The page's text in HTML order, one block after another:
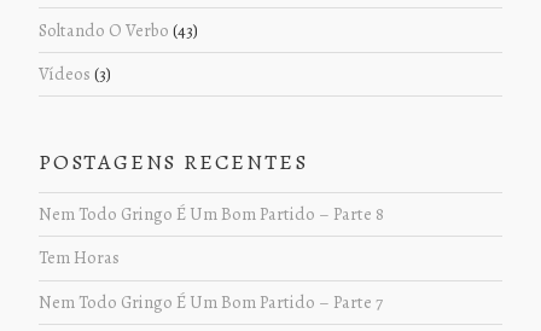
Soltando O Verbo (43)
Vídeos (3)
POSTAGENS RECENTES
Nem Todo Gringo É Um Bom Partido – Parte 8
Tem Horas
Nem Todo Gringo É Um Bom Partido – Parte 7